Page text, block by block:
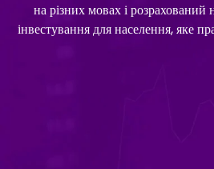
на різних мовах і
інвестування для населення, яке